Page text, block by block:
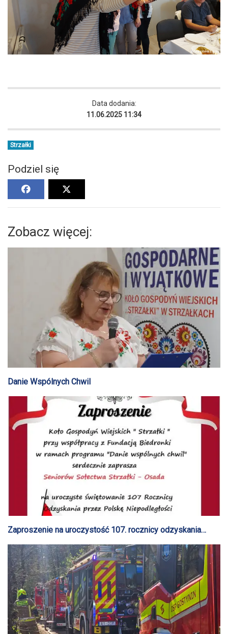
Data dodania:
11.06.2025 11:34
Strzałki
Podziel się
Zobacz więcej:
Danie Wspólnych Chwil
Zaproszenie na uroczystość 107. rocznicy odzyskania